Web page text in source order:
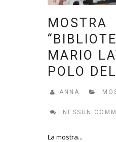
MOSTRA
MARIO
POLO
ANNA
NESSUN
La mostra...